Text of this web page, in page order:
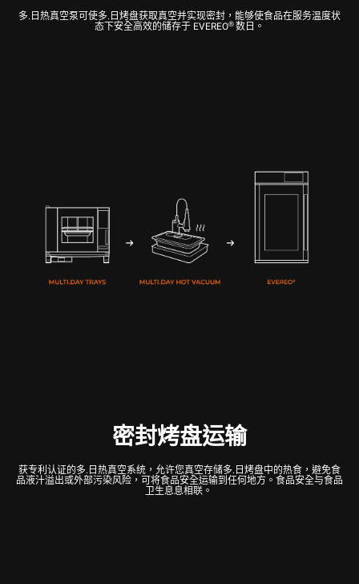
多.日热真空泵可使多.日烤盘获取真空并实现密封，能够使食品在服务温度状
态下安全高效的储存于 EVEREO® 数日。
密封烤盘运输
获专利认证的多.日热真空系统，允许您真空存储多.日烤盘中的热食，避免食
品液汁溢出或外部污染风险，可将食品安全运输到任何地方。食品安全与食品
卫生息息相联。